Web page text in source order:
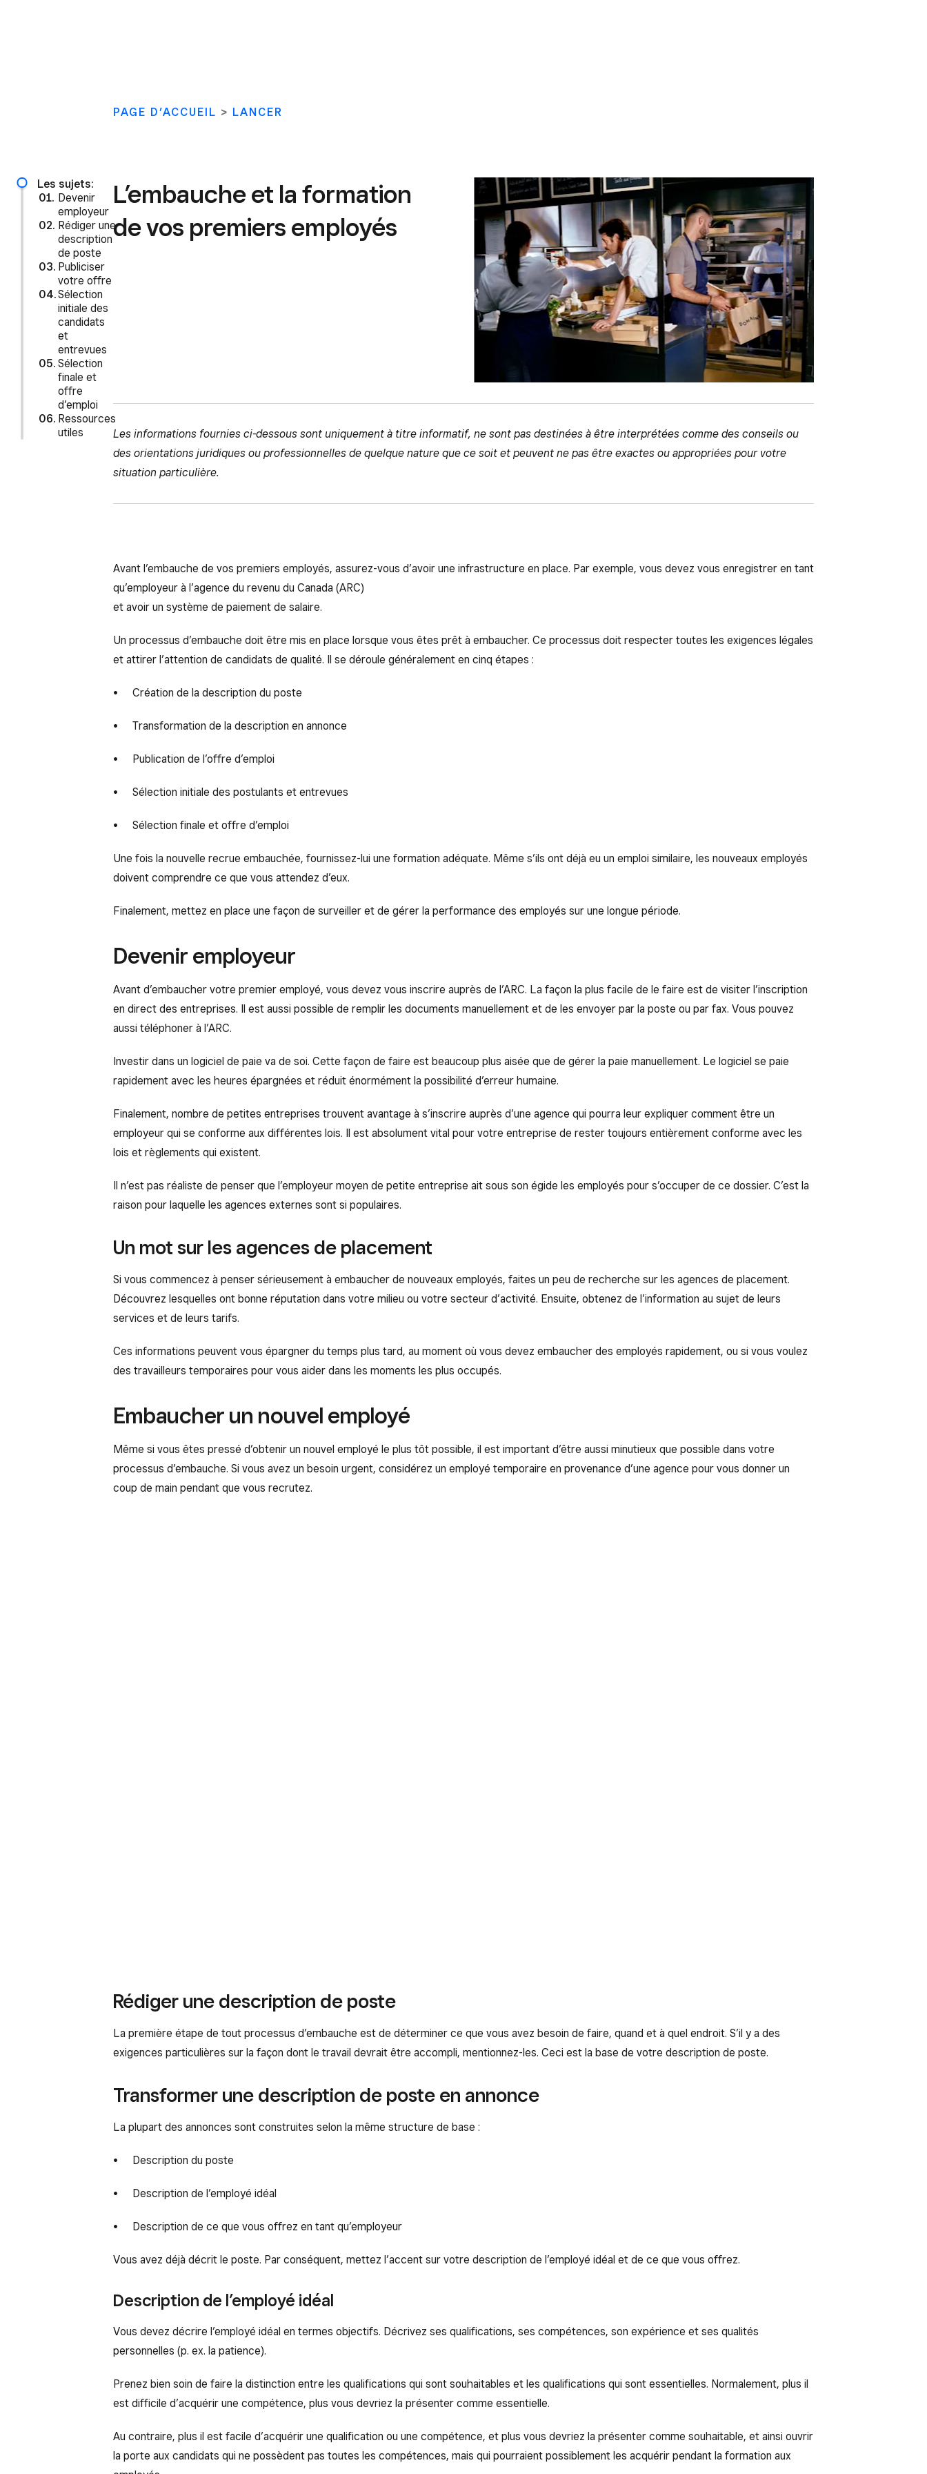
PAGE D’ACCUEIL > LANCER
Les sujets:
Devenir
employeur
Rédiger une
description
de poste
Publiciser
votre offre
Sélection
initiale des
candidats
et
entrevues
Sélection
finale et
offre
d’emploi
Ressources
utiles
L’embauche et la formation
de vos premiers employés
Les informations fournies ci-dessous sont uniquement à titre informatif, ne sont pas destinées à être interprétées comme des conseils ou
des orientations juridiques ou professionnelles de quelque nature que ce soit et peuvent ne pas être exactes ou appropriées pour votre
situation particulière.
Avant l’embauche de vos premiers employés, assurez-vous d’avoir une infrastructure en place. Par exemple, vous devez vous enregistrer en tant
qu’employeur à l’agence du revenu du Canada (ARC)
et avoir un système de paiement de salaire.
Un processus d’embauche doit être mis en place lorsque vous êtes prêt à embaucher. Ce processus doit respecter toutes les exigences légales
et attirer l’attention de candidats de qualité. Il se déroule généralement en cinq étapes :
Création de la description du poste
Transformation de la description en annonce
Publication de l’offre d’emploi
Sélection initiale des postulants et entrevues
Sélection finale et offre d’emploi
Une fois la nouvelle recrue embauchée, fournissez-lui une formation adéquate. Même s’ils ont déjà eu un emploi similaire, les nouveaux employés
doivent comprendre ce que vous attendez d’eux.
Finalement, mettez en place une façon de surveiller et de gérer la performance des employés sur une longue période.
Devenir employeur
Avant d’embaucher votre premier employé, vous devez vous inscrire auprès de l’ARC. La façon la plus facile de le faire est de visiter l’inscription
en direct des entreprises. Il est aussi possible de remplir les documents manuellement et de les envoyer par la poste ou par fax. Vous pouvez
aussi téléphoner à l’ARC.
Investir dans un logiciel de paie va de soi. Cette façon de faire est beaucoup plus aisée que de gérer la paie manuellement. Le logiciel se paie
rapidement avec les heures épargnées et réduit énormément la possibilité d’erreur humaine.
Finalement, nombre de petites entreprises trouvent avantage à s’inscrire auprès d’une agence qui pourra leur expliquer comment être un
employeur qui se conforme aux différentes lois. Il est absolument vital pour votre entreprise de rester toujours entièrement conforme avec les
lois et règlements qui existent.
Il n’est pas réaliste de penser que l’employeur moyen de petite entreprise ait sous son égide les employés pour s’occuper de ce dossier. C’est la
raison pour laquelle les agences externes sont si populaires.
Un mot sur les agences de placement
Si vous commencez à penser sérieusement à embaucher de nouveaux employés, faites un peu de recherche sur les agences de placement.
Découvrez lesquelles ont bonne réputation dans votre milieu ou votre secteur d’activité. Ensuite, obtenez de l’information au sujet de leurs
services et de leurs tarifs.
Ces informations peuvent vous épargner du temps plus tard, au moment où vous devez embaucher des employés rapidement, ou si vous voulez
des travailleurs temporaires pour vous aider dans les moments les plus occupés.
Embaucher un nouvel employé
Même si vous êtes pressé d’obtenir un nouvel employé le plus tôt possible, il est important d’être aussi minutieux que possible dans votre
processus d’embauche. Si vous avez un besoin urgent, considérez un employé temporaire en provenance d’une agence pour vous donner un
coup de main pendant que vous recrutez.
Rédiger une description de poste
La première étape de tout processus d’embauche est de déterminer ce que vous avez besoin de faire, quand et à quel endroit. S’il y a des
exigences particulières sur la façon dont le travail devrait être accompli, mentionnez-les. Ceci est la base de votre description de poste.
Transformer une description de poste en annonce
La plupart des annonces sont construites selon la même structure de base :
Description du poste
Description de l’employé idéal
Description de ce que vous offrez en tant qu’employeur
Vous avez déjà décrit le poste. Par conséquent, mettez l’accent sur votre description de l’employé idéal et de ce que vous offrez.
Description de l’employé idéal
Vous devez décrire l’employé idéal en termes objectifs. Décrivez ses qualifications, ses compétences, son expérience et ses qualités
personnelles (p. ex. la patience).
Prenez bien soin de faire la distinction entre les qualifications qui sont souhaitables et les qualifications qui sont essentielles. Normalement, plus il
est difficile d’acquérir une compétence, plus vous devriez la présenter comme essentielle.
Au contraire, plus il est facile d’acquérir une qualification ou une compétence, et plus vous devriez la présenter comme souhaitable, et ainsi ouvrir
la porte aux candidats qui ne possèdent pas toutes les compétences, mais qui pourraient possiblement les acquérir pendant la formation aux